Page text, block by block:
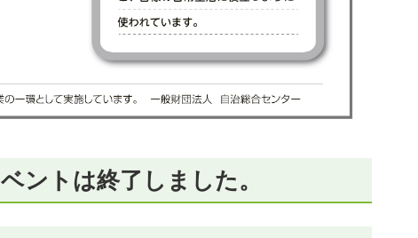
ントは終了しました。